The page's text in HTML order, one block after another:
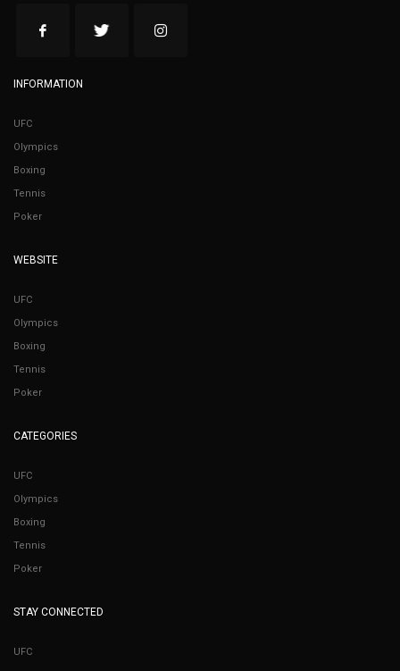
INFORMATION
UFC
Olympics
Boxing
Tennis
Poker
WEBSITE
UFC
Olympics
Boxing
Tennis
Poker
CATEGORIES
UFC
Olympics
Boxing
Tennis
Poker
STAY CONNECTED
UFC